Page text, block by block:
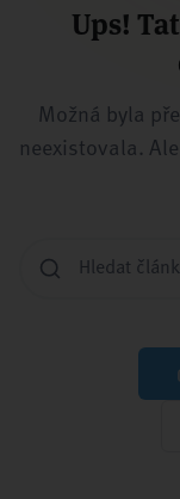
Ups!
Možná byla
neexistovala.